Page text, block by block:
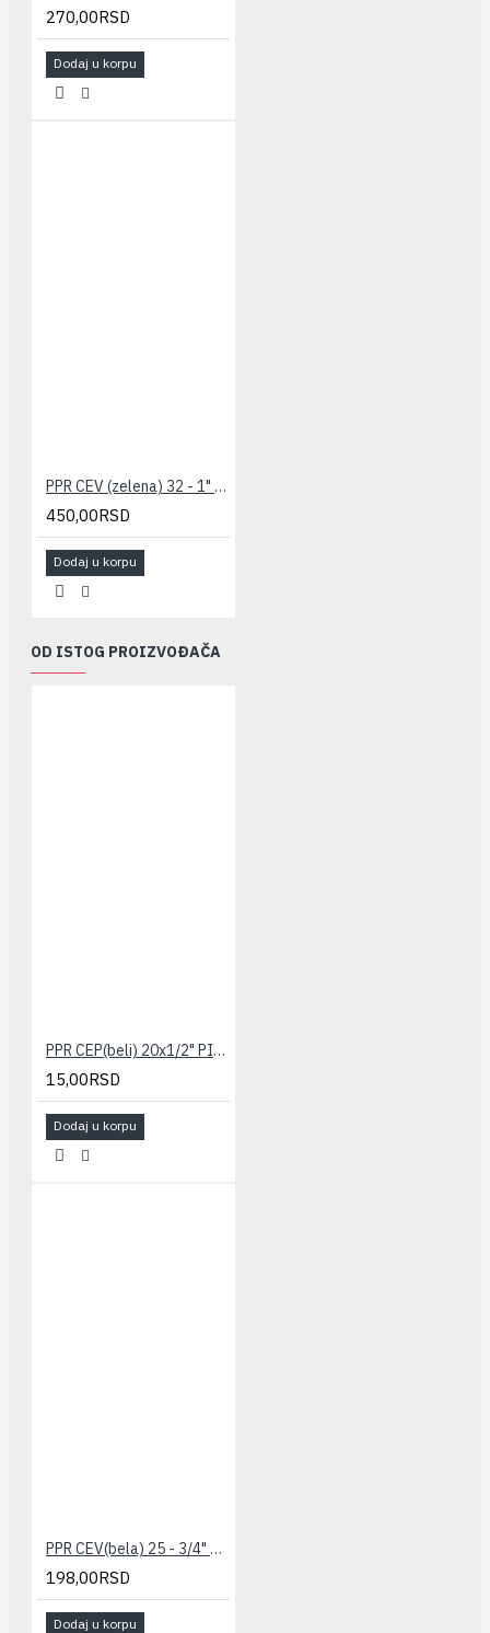
270,00RSD
Dodaj u korpu
PPR CEV (zelena) 32 - 1" PESTAN
450,00RSD
Dodaj u korpu
OD ISTOG PROIZVOĐAČA
PPR CEP(beli) 20x1/2" PILSA
15,00RSD
Dodaj u korpu
PPR CEV(bela) 25 - 3/4" PILSA
198,00RSD
Dodaj u korpu